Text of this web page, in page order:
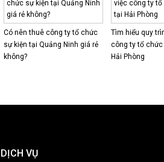
Có nên thuê công ty tổ chức
sự kiện tại Quảng Ninh giá rẻ
không?
Tìm hiểu quy
công ty tổ chức
Hải Phòng
DỊCH VỤ